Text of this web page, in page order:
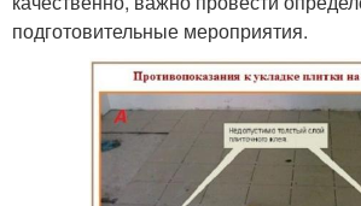
подготовительные мероприятия.